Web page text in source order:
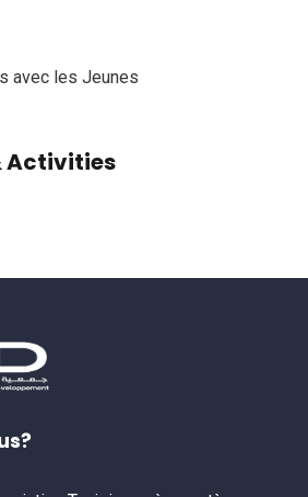
avec les Jeunes
Activities